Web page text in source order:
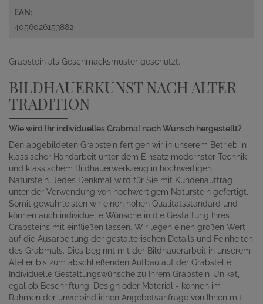
EAN:
4056026153882
Grabstein als Geschmacksmuster geschützt.
BILDHAUERKUNST NACH ALTER
TRADITION
Wie wird Ihr individuelles Grabmal nach Wunsch hergestellt?
Den abgebildeten Grabstein fertigen wir in unserem Betrieb in
klassischer Handarbeit unter dem Einsatz modernster Technik
und klassischem Bildhauerwerkzeug in hochwertigen
Naturstein. Jedes Denkmal wird für Sie mit Kundenauftrag
unter der Verwendung von hochwertigem Naturstein gefertigt.
Somit gewährleisten wir einen hohen Qualitätsstandard und
können auch individuelle Wünsche in die Gestaltung Ihres
Grabsteins mit einfließen lassen. Wir legen einen großen Wert
auf die Ausarbeitung der gestalterischen Details und Feinheiten
des Grabmals. Dies beginnt mit der Bildhauerarbeit in unserem
Atelier bis zum abschließenden Aufbau auf der Grabstelle.
Individuelle Gestaltungswünsche zu Ihrem Grabstein-Unikat,
egal ob Beschriftung, Design oder Material - können im
Rahmen der unverbindlichen Angebotsanfrage von Ihnen mit